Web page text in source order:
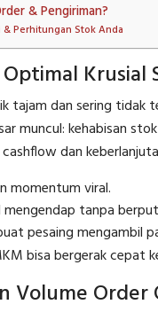
& Pengiriman?
& Perhitungan Stok Anda
Krusial
tajam dan sering tidak
muncul: kehabisan
dan
momentum viral.
tanpa
pesaing mengambil
bisa bergerak cepat
Volume Order